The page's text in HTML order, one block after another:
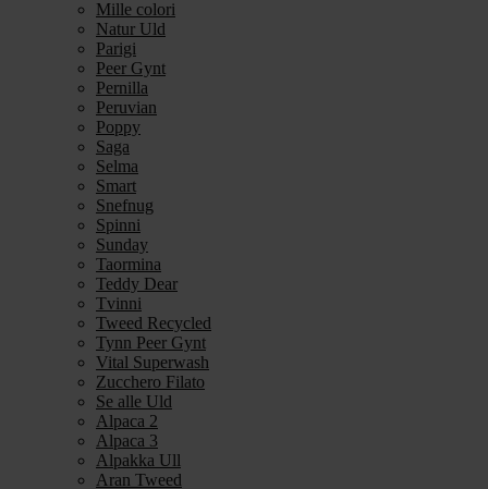
Mille colori
Natur Uld
Parigi
Peer Gynt
Pernilla
Peruvian
Poppy
Saga
Selma
Smart
Snefnug
Spinni
Sunday
Taormina
Teddy Dear
Tvinni
Tweed Recycled
Tynn Peer Gynt
Vital Superwash
Zucchero Filato
Se alle Uld
Alpaca 2
Alpaca 3
Alpakka Ull
Aran Tweed